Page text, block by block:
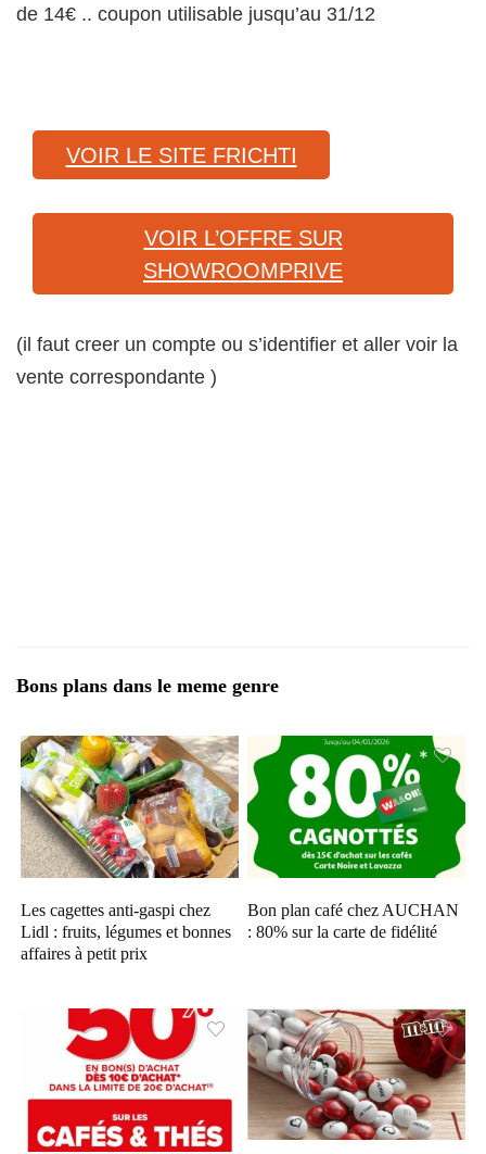
de 14€ .. coupon utilisable jusqu’au 31/12
VOIR LE SITE FRICHTI
VOIR L’OFFRE SUR
SHOWROOMPRIVE
(il faut creer un compte ou s’identifier et aller voir la
vente correspondante )
Bons plans dans le meme genre
Les cagettes anti-gaspi chez
Lidl : fruits, légumes et bonnes
affaires à petit prix
Bon plan café chez AUCHAN
: 80% sur la carte de fidélité